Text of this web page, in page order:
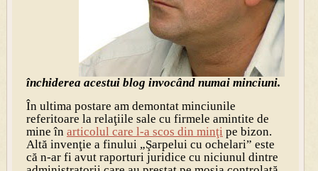
închiderea acestui blog invocând numai minciuni.
În ultima postare am demontat minciunile
referitoare la relaţiile sale cu firmele amintite de
mine în articolul care l-a scos din minţipe bizon.
Altă invenţie a finului „Şarpelui cu ochelari” este
că n-ar fi avut raporturi juridice cu niciunul dintre